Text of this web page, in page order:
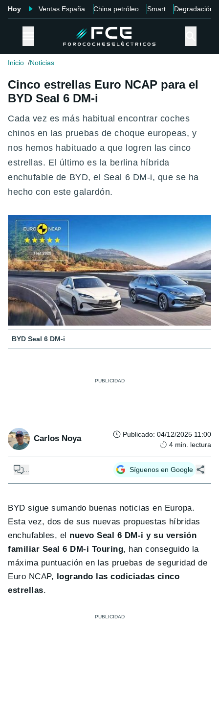
Hoy Ventas España China petróleo Smart Degradación
Inicio Noticias
Cinco estrellas Euro NCAP para el
BYD Seal 6 DM-i
Cada vez es más habitual encontrar coches
chinos en las pruebas de choque europeas, y
nos hemos habituado a que logren las cinco
estrellas. El último es la berlina híbrida
enchufable de BYD, el Seal 6 DM-i, que se ha
hecho con este galardón.
BYD Seal 6 DM-i
Carlos Noya Publicado: 04/12/2025 11:00
4 min. lectura
Síguenos en Google
BYD sigue sumando buenas noticias en Europa.
Esta vez, dos de sus nuevas propuestas híbridas
enchufables, el nuevo Seal 6 DM-i y su versión
familiar Seal 6 DM-i Touring, han conseguido la
máxima puntuación en las pruebas de seguridad de
Euro NCAP, logrando las codiciadas cinco
estrellas.